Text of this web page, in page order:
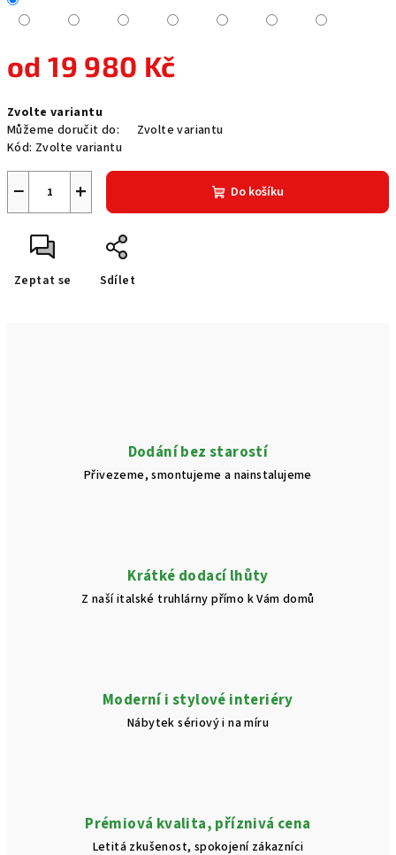
od19 980 Kč
cena:
Zvolte variantu
Můžeme doručit do:
Zvolte variantu
Kód: Zvolte variantu
+
− Do košíku
Zeptat se Sdílet
Dodání bez starostí
Přivezeme, smontujeme a nainstalujeme
Krátké dodací lhůty
Z naší italské truhlárny přímo k Vám domů
Moderní i stylové interiéry
Nábytek sériový i na míru
Prémiová kvalita, příznivá cena
Letitá zkušenost, spokojení zákazníci